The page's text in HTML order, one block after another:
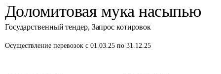
Доломитовая мука насыпью
Государственный тендер, Запрос котировок
Осуществление перевозок с 01.03.25 по 31.12.25